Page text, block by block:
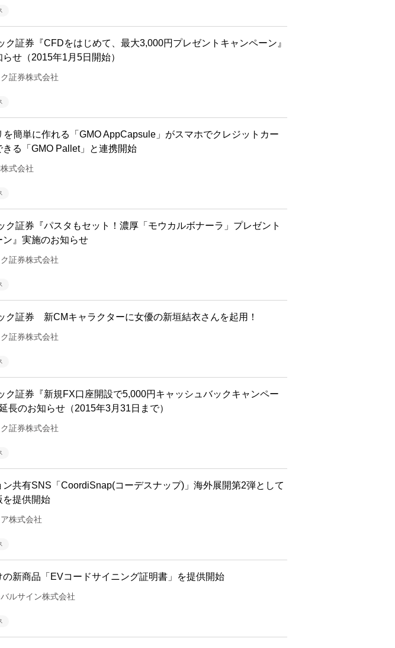
ク証券『CFDをはじめて、最大3,000円プレゼントキャンペーン』
せ（2015年1月5日開始）
証券株式会社
を簡単に作れる「GMO AppCapsule」がスマホでクレジットカー
きる「GMO Pallet」と連携開始
式会社
ク証券『パスタもセット！濃厚「モウカルボナーラ」プレゼント
ン』実施のお知らせ
証券株式会社
ク証券 新CMキャラクターに女優の新垣結衣さんを起用！
証券株式会社
ク証券『新規FX口座開設で5,000円キャッシュバックキャンペー
長のお知らせ（2015年3月31日まで）
証券株式会社
ン共有SNS「CoordiSnap(コーデスナップ)」海外展開第2弾として
を提供開始
株式会社
の新商品「EVコードサイニング証明書」を提供開始
ルサイン株式会社